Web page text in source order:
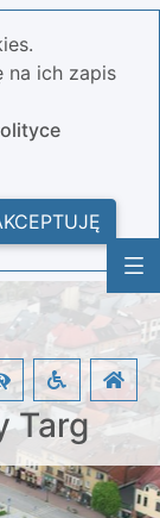
na ich zapis
Targ